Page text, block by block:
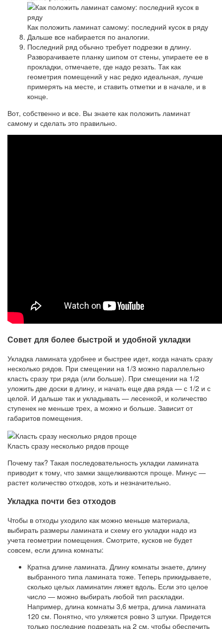
Как положить ламинат самому: последний кусок в ряду
Дальше все набирается по аналогии.
Последний ряд обычно требует подрезки в длину.
Разворачиваете планку шипом от стены, упираете ее в
прокладки, отмечаете, где надо резать. Так как
геометрия помещений у нас редко идеальная, лучше
примерять на месте, и ставить отметки и в начале, и в
конце.
Вот, собственно и все. Вы знаете как положить ламинат
самому и сделать это правильно.
Совет для более быстрой и удобной укладки
Укладка ламината удобнее и быстрее идет, когда начать сразу
несколько рядов. При смещении на 1/3 можно параллельно
класть сразу три ряда (или больше). При смещении на 1/2
уложить две доски в длину, и начать еще два ряда — с 1/2 и с
целой. И дальше так и укладывать — лесенкой, и количество
ступенек не меньше трех, а можно и больше. Зависит от
габаритов помещения.
Класть сразу несколько рядов проще
Почему так? Такая последовательность укладки ламината
приводит к тому, что замки защелкиваются проще. Минус —
растет количество отходов, хоть и незначительно.
Укладка почти без отходов
Чтобы в отходы уходило как можно меньше материала,
выбирать размеры ламината и схему его укладки надо из
учета геометрии помещения. Смотрите, кусков не будет
совсем, если длина комнаты:
Кратна длине ламината. Длину комнаты знаете, длину
выбранного типа ламината тоже. Теперь прикидываете,
сколько целых ламинатин ляжет вдоль. Если это целое
число — можно выбирать любой тип раскладки.
Например, длина комнаты 3,6 метра, длина ламината
120 см. Понятно, что уляжется ровно 3 штуки. Придется
только последние подрезать на 2 см, чтобы обеспечить